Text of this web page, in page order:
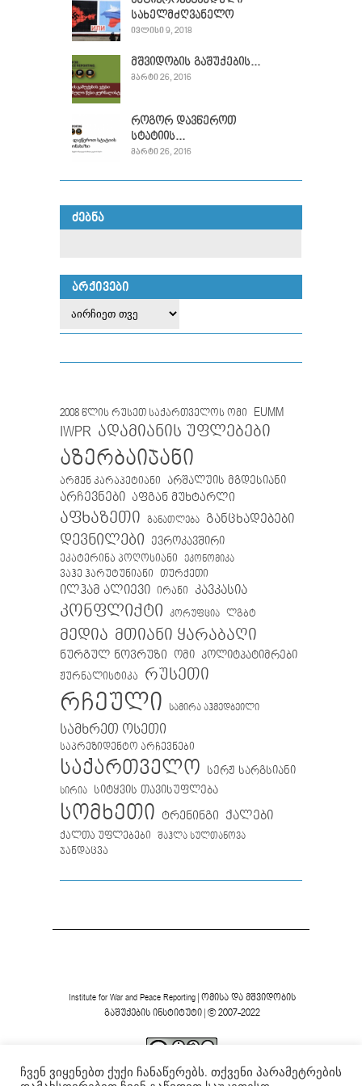
სახელმძღვანელო
ᲘᲕᲚᲘᲡᲘ 9, 2018
მშვიდობის გაშუქების...
ᲛᲐᲠᲢᲘ 26, 2016
როგორ დავწეროთ
სტატიის...
ᲛᲐᲠᲢᲘ 26, 2016
ᲫᲔᲑᲜᲐ
ᲐᲠᲥᲘᲕᲔᲑᲘ
2008 წლის რუსეთ საქართველოს ომი EUMM
IWPR ადამიანის უფლებები
აზერბაიჯანი
არმენ კარაპეტიანი არშალუის მგდესიანი
არჩევნები აფგან მუხტარლი
აფხაზეთი განათლება განცხადებები
დევნილები
ევროკავშირი
ეკატერინა პოღოსიანი
ეკონომიკა
ვაჰე ჰარუტუნიანი თურქეთი
ილჰამ ალიევი ირანი კავკასია
კონფლიქტი კორუფცია ლგბტ
მედია მთიანი ყარაბაღი
ნურგულ ნოვრუზი ომი პოლიტპატიმრები
ჟურნალისტიკა
რუსეთი
რჩეული სამირა აჰმედბეილი
სამხრეთ ოსეთი
საპრეზიდენტო არჩევნები
საქართველო სერჟ სარგსიანი
სირია სიტყვის თავისუფლება
სომხეთი ტრენინგი ქალები
ქალთა უფლებები შაჰლა სულთანოვა
ჯანდაცვა
Institute for War and Peace Reporting| ომისა და მშვიდობის
გაშუქების ინსტიტუტი| © 2007-2022
ვებგვერდის ფორმა და შინაარსი დაცულიაCreative
ჩვენ ვიყენებთ ქუქი ჩანაწერებს. თქვენი პარამეტრების